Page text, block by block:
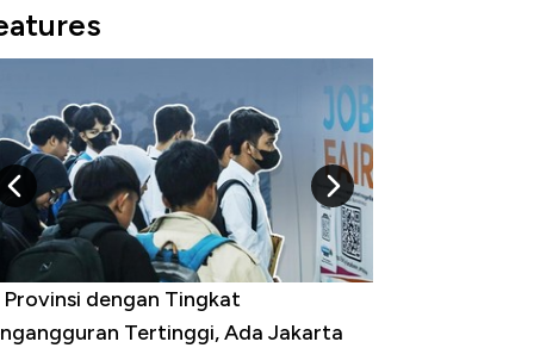
AS, Ini 15 Pemerintah dengan
Terbesar di Dunia